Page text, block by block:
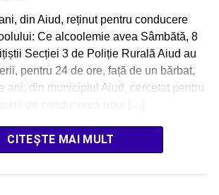
din Aiud, reținut pentru conducere
Ce alcoolemie avea Sâmbătă, 8
Secției 3 de Poliție Rurală Aiud au
pentru 24 de ore, față de un bărbat,
ani, din municipiul Aiud, cercetat pentru
CITEȘTE MAI MULT